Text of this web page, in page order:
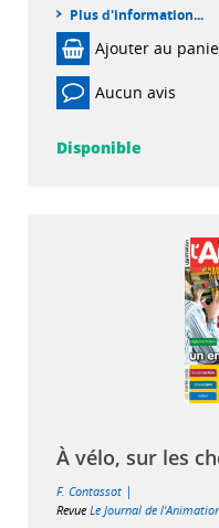
Plus d'information...
Ajouter au
Aucun avis
Disponible
À vélo, sur les
F. Contassot |
Revue Le Journal de